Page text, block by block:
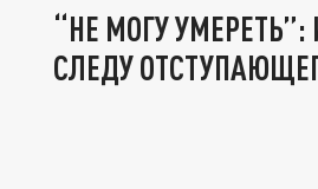
“НЕ МОГУ
СЛЕДУ